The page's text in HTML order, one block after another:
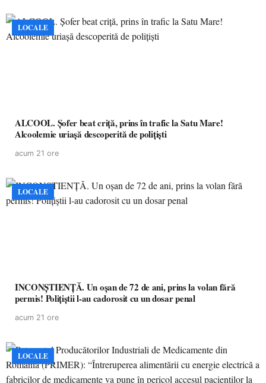
LOCALE
ALCOOL. Șofer beat criță, prins în trafic la Satu Mare!
Alcoolemie uriașă descoperită de polițiști
acum 21 ore
LOCALE
INCONȘTIENȚĂ. Un oșan de 72 de ani, prins la volan fără
permis! Polițiștii l-au cadorosit cu un dosar penal
acum 21 ore
LOCALE